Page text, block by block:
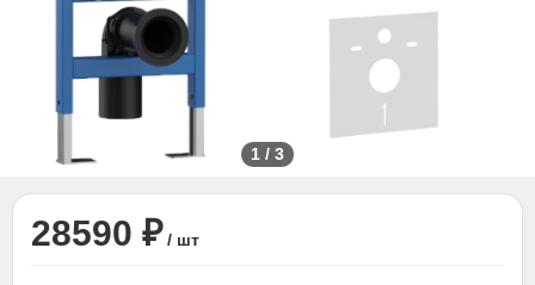
1 / 3
28590 ₽ / шт